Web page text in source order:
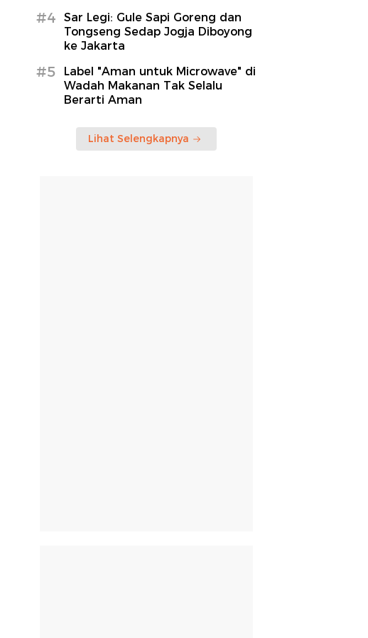
#4
Sar Legi: Gule Sapi Goreng dan
Tongseng Sedap Jogja Diboyong
ke Jakarta
#5
Label "Aman untuk Microwave" di
Wadah Makanan Tak Selalu
Berarti Aman
Lihat Selengkapnya